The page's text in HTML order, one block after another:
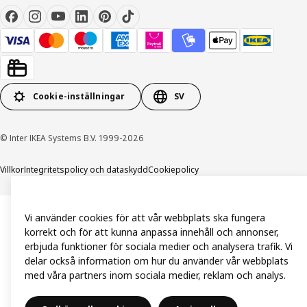
Cookie-inställningar SV
© Inter IKEA Systems B.V. 1999-2026
VillkorIntegritetspolicy och dataskyddCookiepolicy
Vi använder cookies för att vår webbplats ska fungera
korrekt och för att kunna anpassa innehåll och annonser,
erbjuda funktioner för sociala medier och analysera trafik. Vi
delar också information om hur du använder vår webbplats
med våra partners inom sociala medier, reklam och analys.